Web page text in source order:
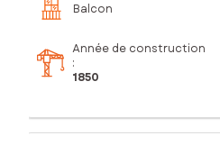
Balcon
Année de construction
:
1850